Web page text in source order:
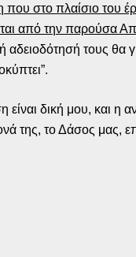
που στο πλαίσιο του
από την παρούσα
αδειοδότησή τους θα
είναι δική μου, και η
της, το Δάσος μας,